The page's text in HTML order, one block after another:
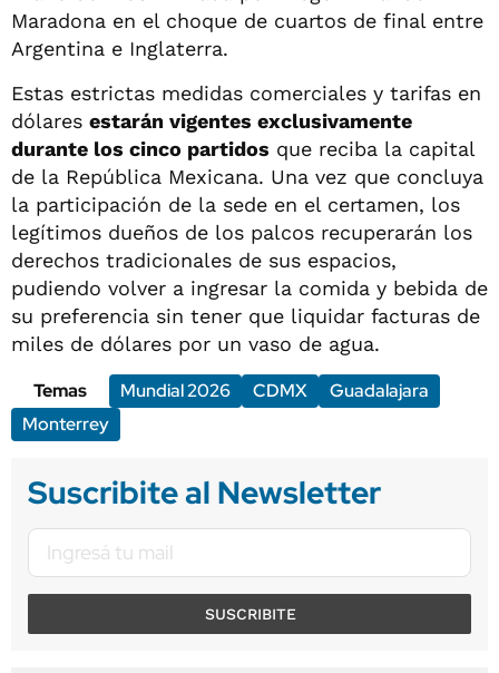
Maradona en el choque de cuartos de final entre
Argentina e Inglaterra.
Estas estrictas medidas comerciales y tarifas en
dólares estarán vigentes exclusivamente
durante los cinco partidos que reciba la capital
de la República Mexicana. Una vez que concluya
la participación de la sede en el certamen, los
legítimos dueños de los palcos recuperarán los
derechos tradicionales de sus espacios,
pudiendo volver a ingresar la comida y bebida de
su preferencia sin tener que liquidar facturas de
miles de dólares por un vaso de agua.
Temas
Mundial 2026 CDMX
Guadalajara
Monterrey
Suscribite al Newsletter
SUSCRIBITE